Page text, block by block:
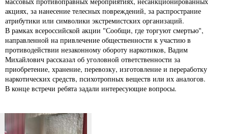
акциях, за нанесение телесных повреждений, за распространие
атрибутики или символики экстремистских организаций.
В рамках всероссийской акции "Сообщи, где торгуют смертью",
направленной на привлечение общественности к участию в
противодействии незаконному обороту наркотиков, Вадим
Михайлович рассказал об уголовной ответственности за
приобретение, хранение, перевозку, изготовление и переработку
наркотических средств, психотропных веществ или их аналогов.
В конце встречи ребята задали интересующие вопросы.